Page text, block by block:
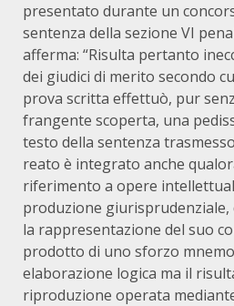
presentato durante un
sentenza della sezione VI
afferma: “Risulta pertanto
dei giudici di merito secondo
prova scritta effettuò, pur
frangente scoperta, una
testo della sentenza
reato è integrato anche
riferimento a opere
produzione giurisprudenziale,
la rappresentazione del suo
prodotto di uno sforzo
elaborazione logica ma il
riproduzione operata